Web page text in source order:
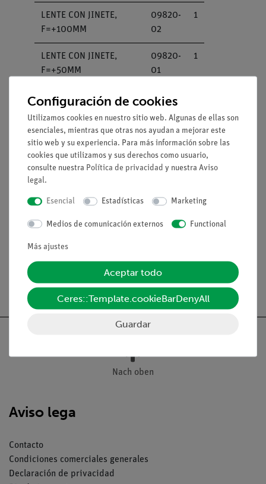
LENTE CON JINETE,
F=+100MM
09820-
02
1
LENTE CON JINETE,
F=+50MM
09820-
01
1
LENTE CON JINETE, F =
09820-
LENTE CON JINETE, F=
-50MM
09820-
06
PORTADIAFRAGMAS,
DIAFRAGMA EN L DE
11609-
1
Nach oben
Aviso lega
Contacto
Condiciones comerciales generales
Declaración de privacidad
Configuración de cookies
Utilizamos cookies en nuestro sitio web. Algunas de ellas son
esenciales, mientras que otras nos ayudan a mejorar este
sitio web y su experiencia. Para más información sobre las
cookies que utilizamos y sus derechos como usuario,
consulte nuestra Política de privacidad y nuestra Aviso
legal.
Esencial Estadísticas Marketing
Medios de comunicación externos Functional
Más ajustes
Aceptar todo
Ceres::Template.cookieBarDenyAll
Guardar